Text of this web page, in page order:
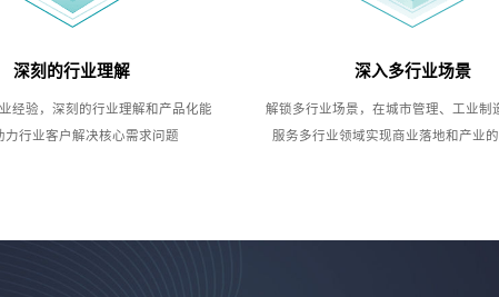
深刻的行业理解
经验，深刻的行业理解和产品化能
力行业客户解决核心需求问题
深入多行业场景
解锁多行业场景，在城市管理、工业制
服务多行业领域实现商业落地和产业